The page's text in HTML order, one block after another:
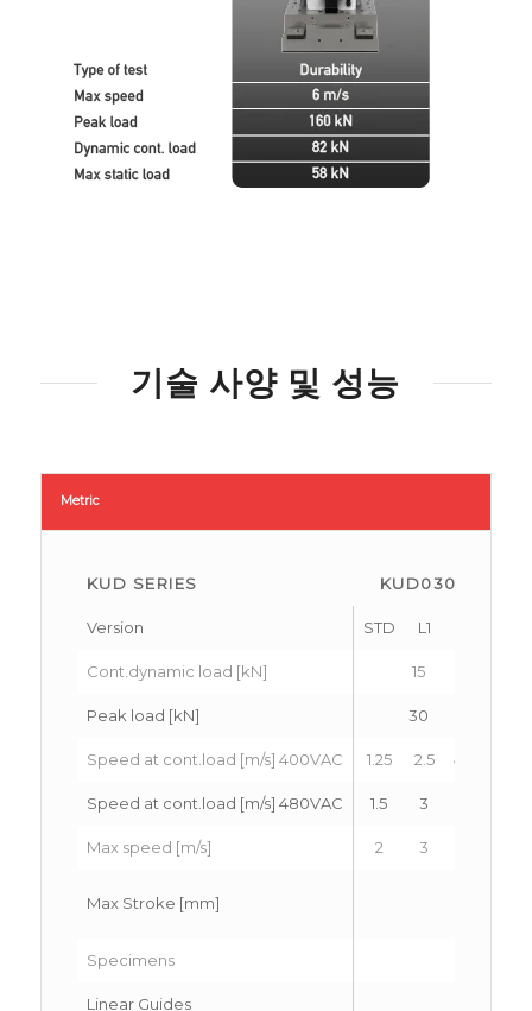
기술 사양 및 성능
Metric
KUD SERIES KUD030
Version STD L1
Cont.dynamic load [kN] 15
Peak load [kN] 30
Speed at cont.load [m/s] 400VAC 1.25 2.5 4.2
Speed at cont.load [m/s] 480VAC 1.5 3
Max speed [m/s] 2 3
Max Stroke [mm]
Specimens
Linear Guides